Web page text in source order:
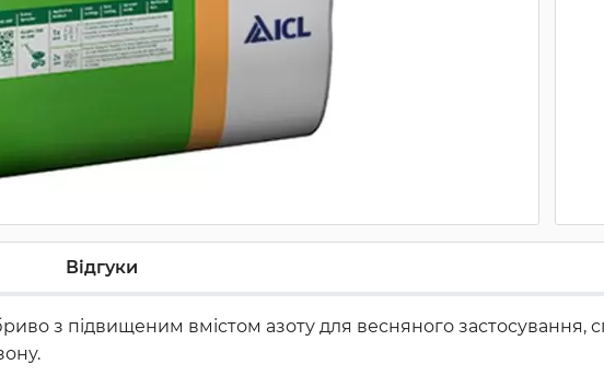
Відгуки
з підвищеним вмістом азоту для весняного застосування,